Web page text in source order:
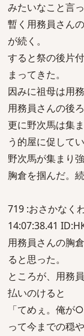
みたいなこと言
暫く用務員さん
が続く。
すると祭の後片
まってきた。
因みに祖母は用
用務員さんの後
更に野次馬は集
う的屋に促して
野次馬が集まり
胸倉を掴んだ。続
719 :おさかなく
14:07:38.41
用務員さんの胸
ると思った。
ところが、用務
払いのけると
「てめぇ。俺が
って今までの穏